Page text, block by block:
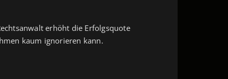
erhöht die Erfolgsquote
kaum ignorieren kann.